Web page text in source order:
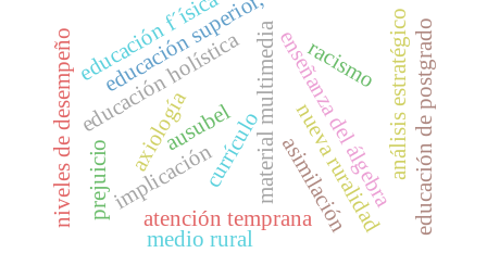
currículo
implicación
axiología material multimediaenseñanza del álgebra
educación holística análisis estratégico
educación superior,
niveles de desempeñoeducación f´ísica educación de postgrado
atención tempranaasimilación
racismo
prejuicio
ausubel
medio rural
nueva ruralidad